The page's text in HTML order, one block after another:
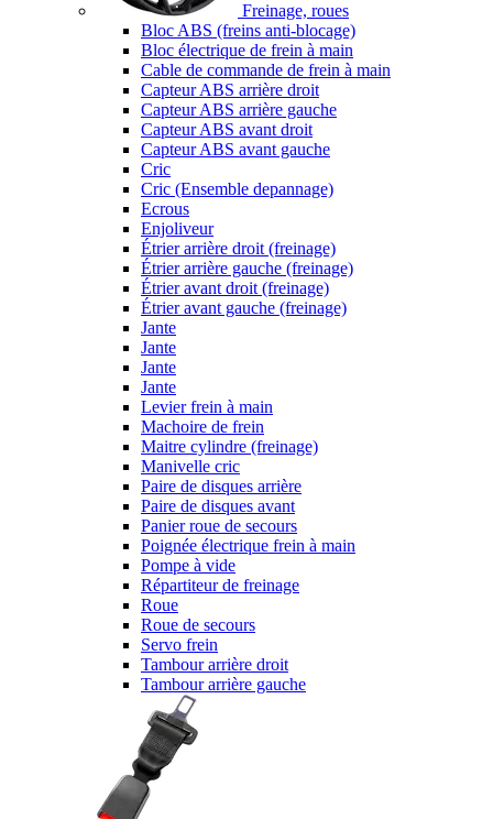
Freinage, roues
Bloc ABS (freins anti-blocage)
Bloc électrique de frein à main
Cable de commande de frein à main
Capteur ABS arrière droit
Capteur ABS arrière gauche
Capteur ABS avant droit
Capteur ABS avant gauche
Cric
Cric (Ensemble depannage)
Ecrous
Enjoliveur
Étrier arrière droit (freinage)
Étrier arrière gauche (freinage)
Étrier avant droit (freinage)
Étrier avant gauche (freinage)
Jante
Jante
Jante
Jante
Levier frein à main
Machoire de frein
Maitre cylindre (freinage)
Manivelle cric
Paire de disques arrière
Paire de disques avant
Panier roue de secours
Poignée électrique frein à main
Pompe à vide
Répartiteur de freinage
Roue
Roue de secours
Servo frein
Tambour arrière droit
Tambour arrière gauche